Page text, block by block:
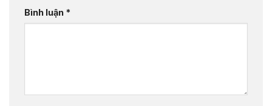
Bình luận *